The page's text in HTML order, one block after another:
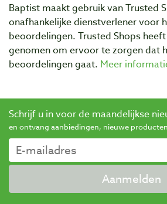
Baptist maakt gebruik van Trusted
onafhankelijke dienstverlener voor
beoordelingen. Trusted Shops
genomen om ervoor te zorgen dat
beoordelingen gaat. Meer
Schrijf u in voor de maandelijkse
en ontvang aanbiedingen, nieuwe
Aanmelden